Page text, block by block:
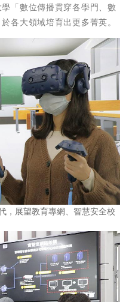
「數位傳播貫穿各學門、數
各大領域培育出更多菁英。
，展望教育專網、智慧安全校